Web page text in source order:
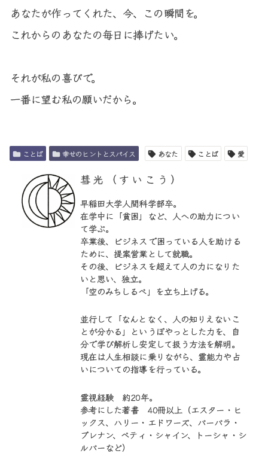
あなたが作ってくれた、今、この瞬間を。
これからのあなたの毎日に捧げたい。
それが私の喜びで。
一番に望む私の願いだから。
ことば 幸せのヒントとスパイス あなた ことば 愛
彗光（すいこう）
早稲田大学人間科学部卒。
在学中に「貧困」など、人への助力につい
て学ぶ。
卒業後、ビジネスで困っている人を助ける
ために、提案営業として就職。
その後、ビジネスを超えて人の力になりた
いと思い、独立。
「空のみちしるべ」を立ち上げる。
並行して「なんとなく、人の知りえないこ
とが分かる」というぼやっとした力を、自
分で学び解析し安定して扱う方法を解明。
現在は人生相談に乗りながら、霊能力や占
いについての指導を行っている。
霊視経験 約20年。
参考にした著書 40冊以上（エスター・ヒ
ックス、ハリー・エドワーズ、バーバラ・
ブレナン、ベティ・シャイン、トーシャ・シ
ルバーなど）